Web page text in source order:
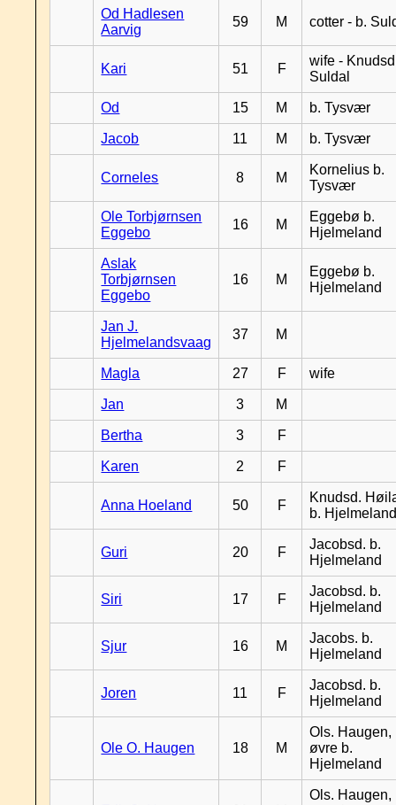
Od Hadlesen
Aarvig
59 M cotter - b.
Kari 51 F
wife -
Suldal
Od 15 M b. Tysvær
Jacob 11 M b. Tysvær
Corneles 8 M
Kornelius b.
Tysvær
Ole Torbjørnsen
Eggebo
16 M
Eggebø b.
Hjelmeland
Aslak
Torbjørnsen
Eggebo
16 M
Eggebø b.
Hjelmeland
Jan J.
Hjelmelandsvaag
37 M
Magla 27 F wife
Jan 3 M
Bertha 3 F
Karen 2 F
Anna Hoeland 50 F
Knudsd.
b.
Guri 20 F
Jacobsd. b.
Hjelmeland
Siri 17 F
Jacobsd. b.
Hjelmeland
Sjur 16 M
Jacobs. b.
Hjelmeland
Joren 11 F
Jacobsd. b.
Hjelmeland
Ole O. Haugen 18 M
Ols. Haugen,
øvre b.
Hjelmeland
Ols. Haugen,